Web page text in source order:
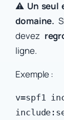
⚠️ Un seul
domaine.
devez
ligne.
Exemple :
v=spf1